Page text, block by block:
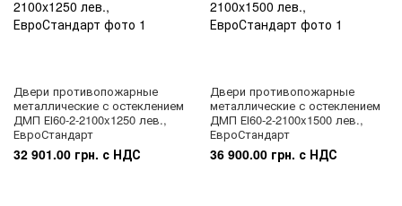
Двери противопожарные
металлические с остеклением
ДМП ЕІ60-2-2100x1250 лев.,
ЕвроСтандарт
32 901.00 грн. с НДС
Двери противопожарные
металлические с остеклением
ДМП ЕІ60-2-2100x1500 лев.,
ЕвроСтандарт
36 900.00 грн. с НДС